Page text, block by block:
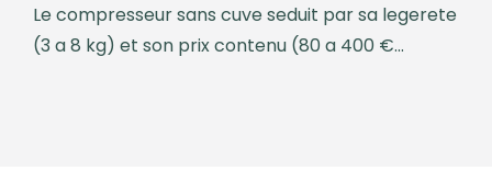
Le compresseur sans cuve seduit par sa legerete
(3 a 8 kg) et son prix contenu (80 a 400 €...